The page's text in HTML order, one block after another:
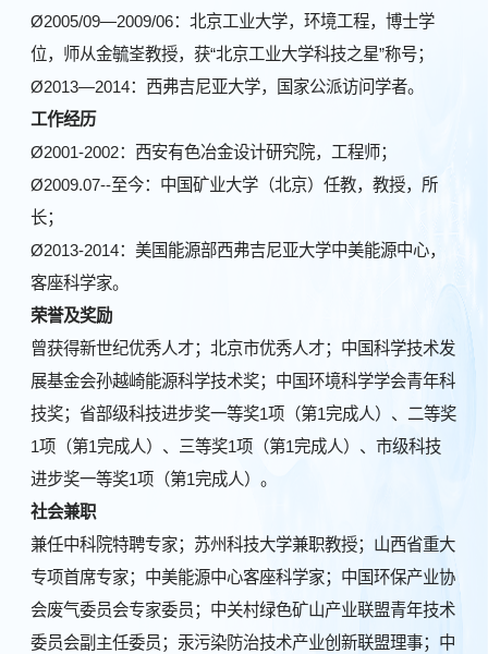
Ø2005/09—2009/06：北京工业大学，环境工程，博士学
位，师从金毓峑教授，获“北京工业大学科技之星”称号；
Ø2013—2014：西弗吉尼亚大学，国家公派访问学者。
工作经历
Ø2001-2002：西安有色冶金设计研究院，工程师；
Ø2009.07--至今：中国矿业大学（北京）任教，教授，所
长；
Ø2013-2014：美国能源部西弗吉尼亚大学中美能源中心，
客座科学家。
荣誉及奖励
曾获得新世纪优秀人才；北京市优秀人才；中国科学技术发
展基金会孙越崎能源科学技术奖；中国环境科学学会青年科
技奖；省部级科技进步奖一等奖1项（第1完成人）、二等奖
1项（第1完成人）、三等奖1项（第1完成人）、市级科技
进步奖一等奖1项（第1完成人）。
社会兼职
兼任中科院特聘专家；苏州科技大学兼职教授；山西省重大
专项首席专家；中美能源中心客座科学家；中国环保产业协
会废气委员会专家委员；中关村绿色矿山产业联盟青年技术
委员会副主任委员；汞污染防治技术产业创新联盟理事；中